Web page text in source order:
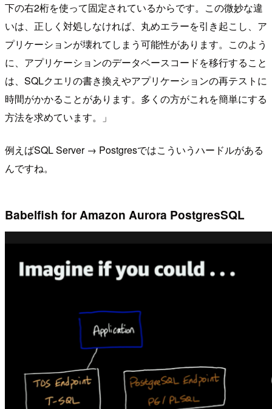
下の右2桁を使って固定されているからです。この微妙な違
いは、正しく対処しなければ、丸めエラーを引き起こし、ア
プリケーションが壊れてしまう可能性があります。このよう
に、アプリケーションのデータベースコードを移行すること
は、SQLクエリの書き換えやアプリケーションの再テストに
時間がかかることがあります。多くの方がこれを簡単にする
方法を求めています。」
例えばSQL Server → Postgresではこういうハードルがある
んですね。
Babelfish for Amazon Aurora PostgresSQL